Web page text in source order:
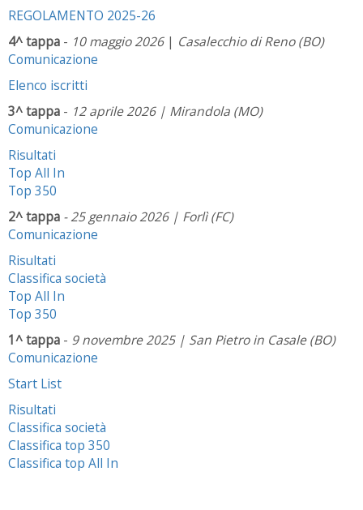
REGOLAMENTO 2025-26
4^ tappa - 10 maggio 2026| Casalecchio di Reno (BO)
Comunicazione
Elenco iscritti
3^ tappa - 12 aprile 2026 | Mirandola (MO)
Comunicazione
Risultati
Top All In
Top 350
2^ tappa - 25 gennaio 2026 | Forlì (FC)
Comunicazione
Risultati
Classifica società
Top All In
Top 350
1^ tappa - 9 novembre 2025 | San Pietro in Casale (BO)
Comunicazione
Start List
Risultati
Classifica società
Classifica top 350
Classifica top All In